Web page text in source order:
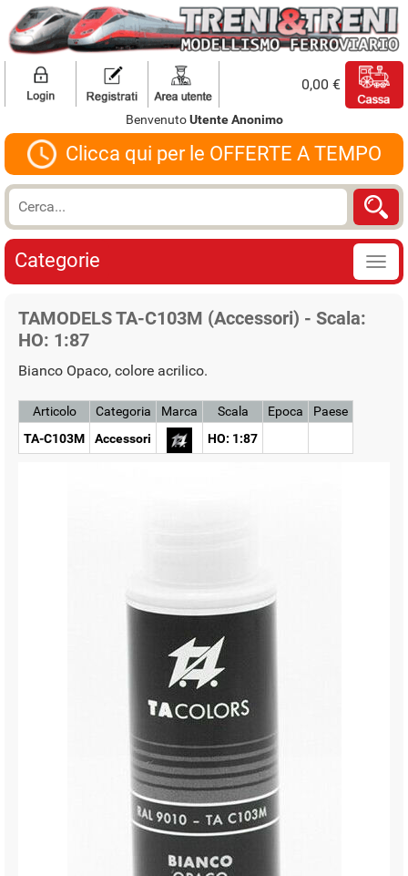
0,00 €
BenvenutoUtente Anonimo
Clicca qui per le OFFERTE A TEMPO
Categorie
TAMODELS TA-C103M (Accessori) - Scala:
HO: 1:87
Bianco Opaco, colore acrilico.
Articolo
TA-C103M
Categoria
Accessori
Marca
Scala
HO: 1:87
Epoca Paese